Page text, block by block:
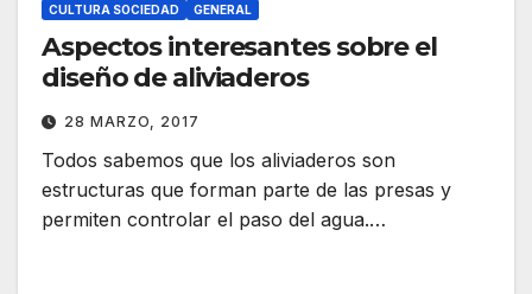
CULTURA SOCIEDAD GENERAL
Aspectos interesantes sobre el
diseño de aliviaderos
28 MARZO, 2017
Todos sabemos que los aliviaderos son
estructuras que forman parte de las presas y
permiten controlar el paso del agua.…